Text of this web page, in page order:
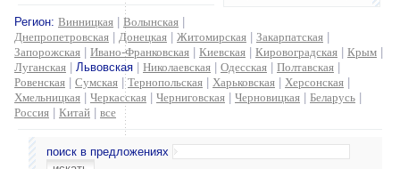
Регион: Винницкая Волынская
Днепропетровская
Донецкая Житомирская Закарпатская
Запорожская
Ивано-Франковская Киевская Кировоградская Крым
Луганская
Львовская Николаевская Одесская Полтавская
Ровенская
Сумская |Тернопольская Харьковская Херсонская
Хмельницкая
Черкасская Черниговская Черновицкая Беларусь
Россия
Китай все
поиск в предложениях